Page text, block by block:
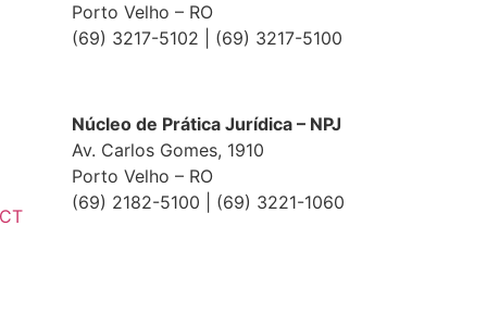
Porto Velho – RO
(69) 3217-5102 | (69) 3217-5100
Núcleo de Prática Jurídica – NPJ
Av. Carlos Gomes, 1910
Porto Velho – RO
(69) 2182-5100 | (69) 3221-1060